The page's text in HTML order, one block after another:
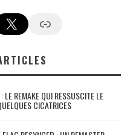
X Google News
LE REMAKE QUI RESSUSCITE LE
CICATRICES